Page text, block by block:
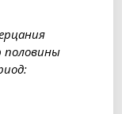
половины